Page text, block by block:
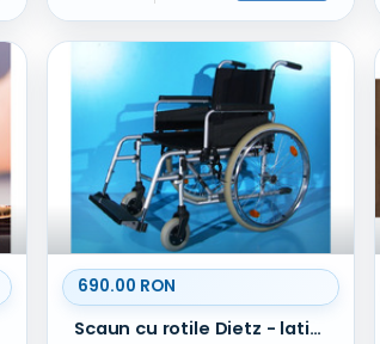
690.00 RON
Scaun cu rotile Dietz - latime sezut 56 cm